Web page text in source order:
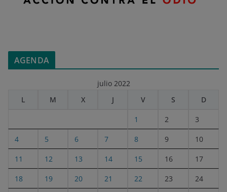
AGENDA
julio 2022
L
M X J V S D
1 2 3
4 5 6 7 8 9 10
11 12 13 14 15 16 17
18 19 20 21 22 23 24